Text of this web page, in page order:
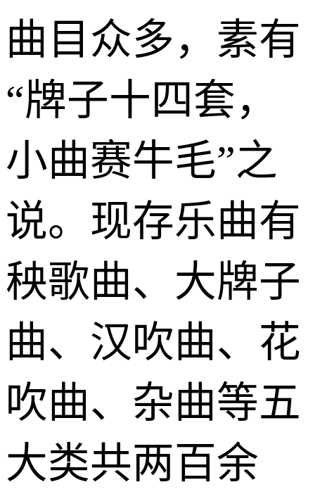
曲目众多，素有
“牌子十四套，
小曲赛牛毛”之
说。现存乐曲有
秧歌曲、大牌子
曲、汉吹曲、花
吹曲、杂曲等五
大类共两百余